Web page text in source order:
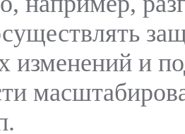
изменений и